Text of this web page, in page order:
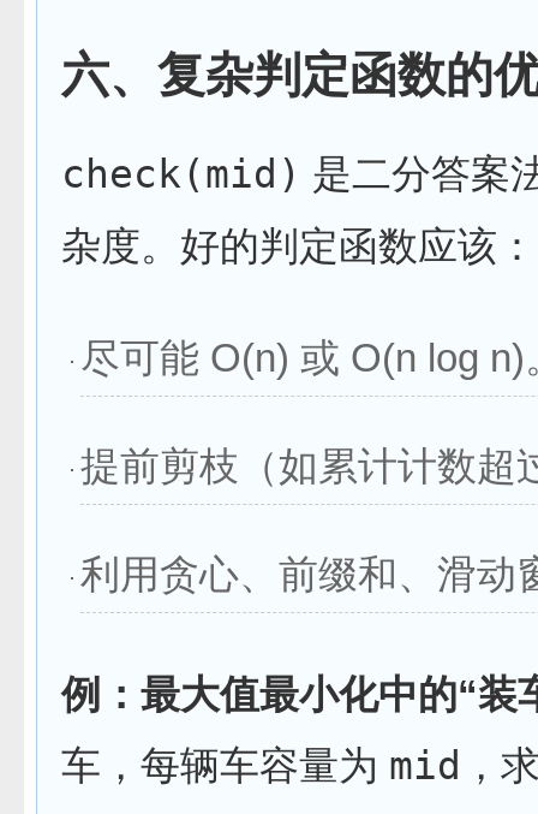
六、复杂判定函数的
check(mid) 是二分答案
杂度。好的判定函数应该：
尽可能 O(n) 或 O(n log n)
提前剪枝（如累计计数超
利用贪心、前缀和、滑动
例：最大值最小化中的“装
车，每辆车容量为 mid ，